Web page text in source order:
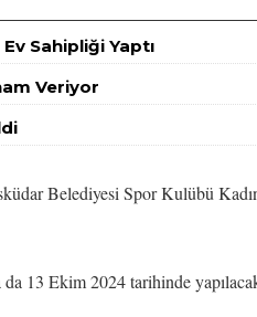
Sahipliği Yaptı
Veriyor
Belediyesi Spor Kulübü
13 Ekim 2024 tarihinde